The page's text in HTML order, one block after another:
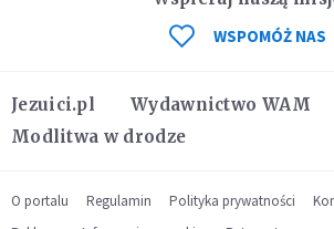
Jezuici.pl Wydawnictwo WAM
Modlitwa w drodze
WSPOMÓŻ NAS
O portalu Regulamin Polityka prywatności